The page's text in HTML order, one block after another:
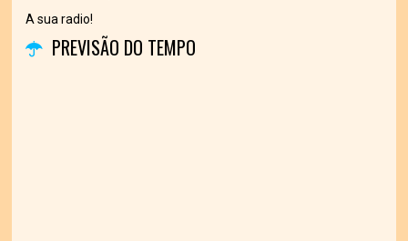
A sua radio!
PREVISÃO DO TEMPO